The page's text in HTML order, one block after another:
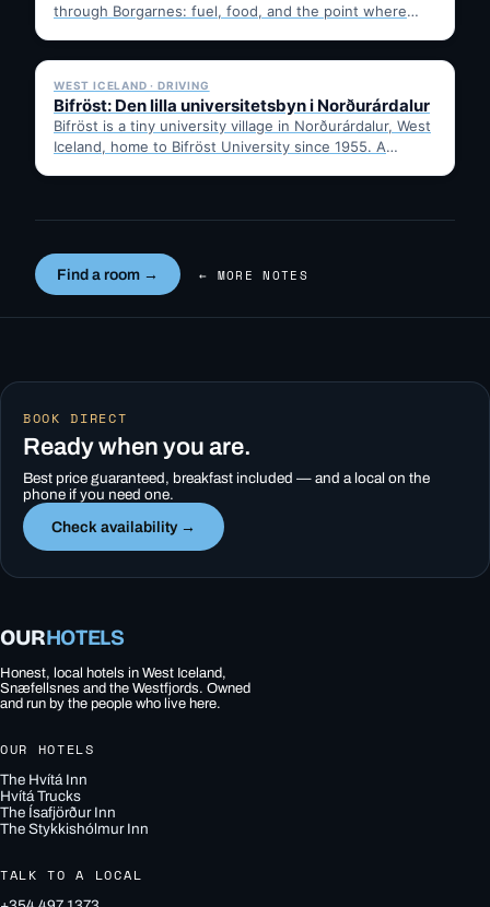
through Borgarnes: fuel, food, and the point where
✓ 6 JUL
WEST ICELAND · DRIVING
Bifröst: Den lilla universitetsbyn i Norðurárdalur
Bifröst is a tiny university village in Norðurárdalur, West
Iceland, home to Bifröst University since 1955. A
Find a room → ← MORE NOTES
BOOK DIRECT
Ready when you are.
Best price guaranteed, breakfast included — and a local on the
phone if you need one.
Check availability →
OURHOTELS
Honest, local hotels in West Iceland,
Snæfellsnes and the Westfjords. Owned
and run by the people who live here.
OUR HOTELS
The Hvítá Inn
Hvítá Trucks
The Ísafjörður Inn
The Stykkishólmur Inn
TALK TO A LOCAL